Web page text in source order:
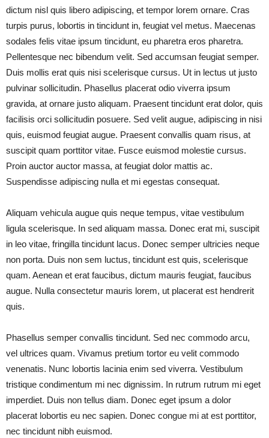
dictum nisl quis libero adipiscing, et tempor lorem ornare. Cras
turpis purus, lobortis in tincidunt in, feugiat vel metus. Maecenas
sodales felis vitae ipsum tincidunt, eu pharetra eros pharetra.
Pellentesque nec bibendum velit. Sed accumsan feugiat semper.
Duis mollis erat quis nisi scelerisque cursus. Ut in lectus ut justo
pulvinar sollicitudin. Phasellus placerat odio viverra ipsum
gravida, at ornare justo aliquam. Praesent tincidunt erat dolor, quis
facilisis orci sollicitudin posuere. Sed velit augue, adipiscing in nisi
quis, euismod feugiat augue. Praesent convallis quam risus, at
suscipit quam porttitor vitae. Fusce euismod molestie cursus.
Proin auctor auctor massa, at feugiat dolor mattis ac.
Suspendisse adipiscing nulla et mi egestas consequat.
Aliquam vehicula augue quis neque tempus, vitae vestibulum
ligula scelerisque. In sed aliquam massa. Donec erat mi, suscipit
in leo vitae, fringilla tincidunt lacus. Donec semper ultricies neque
non porta. Duis non sem luctus, tincidunt est quis, scelerisque
quam. Aenean et erat faucibus, dictum mauris feugiat, faucibus
augue. Nulla consectetur mauris lorem, ut placerat est hendrerit
quis.
Phasellus semper convallis tincidunt. Sed nec commodo arcu,
vel ultrices quam. Vivamus pretium tortor eu velit commodo
venenatis. Nunc lobortis lacinia enim sed viverra. Vestibulum
tristique condimentum mi nec dignissim. In rutrum rutrum mi eget
imperdiet. Duis non tellus diam. Donec eget ipsum a dolor
placerat lobortis eu nec sapien. Donec congue mi at est porttitor,
nec tincidunt nibh euismod.